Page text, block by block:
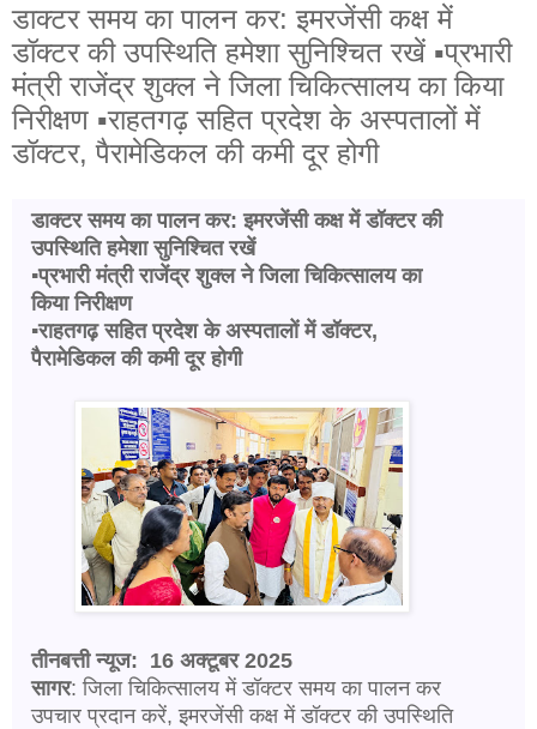
डाक्टर समय का पालन कर: इमरजेंसी कक्ष में
डॉक्टर की उपस्थिति हमेशा सुनिश्चित रखें ▪️प्रभारी
मंत्री राजेंद्र शुक्ल ने जिला चिकित्सालय का किया
निरीक्षण ▪️राहतगढ़ सहित प्रदेश के अस्पतालों में
डॉक्टर, पैरामेडिकल की कमी दूर होगी
डाक्टर समय का पालन कर:इमरजेंसी कक्ष में डॉक्टर की
उपस्थिति हमेशा सुनिश्चित रखें
▪️प्रभारी मंत्री राजेंद्र शुक्ल ने जिला चिकित्सालय का
किया निरीक्षण
▪️राहतगढ़ सहित प्रदेश के अस्पतालों में डॉक्टर,
पैरामेडिकल की कमी दूर होगी
तीनबत्ती न्यूज: 16 अक्टूबर 2025
सागर: जिला चिकित्सालय में डॉक्टर समय का पालन कर
उपचार प्रदान करें, इमरजेंसी कक्ष में डॉक्टर की उपस्थिति